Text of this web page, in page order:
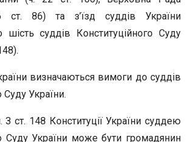
ст. 86) та з’їзд суддів України
шість суддів Конституційного Суду
визначаються вимоги до суддів
Суду України.
З ст. 148 Конституції України суддею
Суду України може бути громадянин